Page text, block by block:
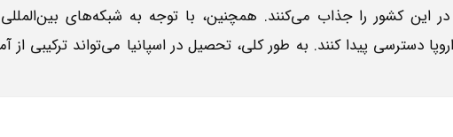
این کشور را جذاب می‌کنند. همچنین، با توجه به شبکه‌های
دسترسی پیدا کنند. به طور کلی، تحصیل در اسپانیا می‌تواند ترکیبی